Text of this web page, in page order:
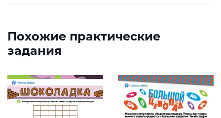
Похожие практические
задания